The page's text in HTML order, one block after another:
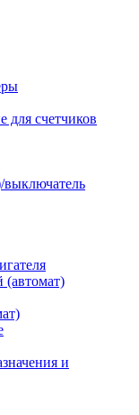
счетчиков
(автомат)
и